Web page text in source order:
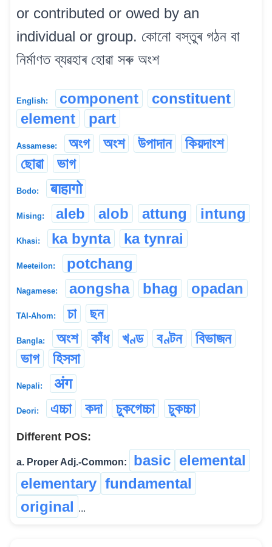
or contributed or owed by an
individual or group. কোনো বস্তুৰ গঠন বা
নিৰ্মাণত ব্যৱহাৰ হোৱা সৰু অংশ
English: component
constituent
element
part
Assamese: অংগ অংশ উপাদান
কিয়দাংশ
ছোৱা
ভাগ
Bodo: बाहागो
Mising: aleb alob attung intung
Khasi: ka bynta ka tynrai
Meeteilon: potchang
Nagamese: aongsha bhag opadan
TAI-Ahom: চা ছন
Bangla: অংশ কাঁধ খণ্ড বণ্টন
বিভাজন
ভাগ
হিসসা
Nepali: अंग
Deori: এচ্চা কদা চুকগেচ্চা চুকচ্চা
Different POS:
a. Proper Adj.-Common: basic elemental
elementary fundamental
original ...